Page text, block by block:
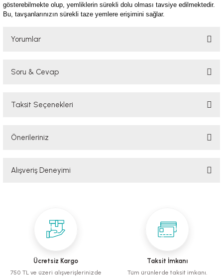
gösterebilmekte olup, yemliklerin sürekli dolu olması tavsiye edilmektedir.
Bu, tavşanlarınızın sürekli taze yemlere erişimini sağlar.
Yorumlar
Soru & Cevap
Taksit Seçenekleri
Önerileriniz
yetersiz gördüğünüz noktaları öneri formunu kullanarak tarafımıza
Ürün açıklamasında eksik bilgiler bulunuyor.
Ürün fiyatı diğer sitelerden daha pahalı.
Bu ürüne benzer farklı alternatifler olmalı.
Alışveriş Deneyimi
Gayet başarılılar tavsiyemdir.
Hersey sorunsuzdu, teşekkürler.
Ücretsiz Kargo
750 TL ve üzeri alışverişlerinizde
Taksit İmkanı
Tüm ürünlerde taksit imkanı.